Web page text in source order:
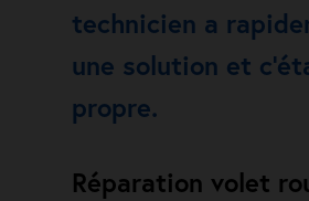
technicien a
une solution et
propre.
Réparation volet